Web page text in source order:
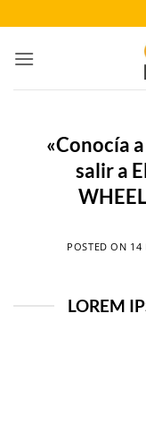
al
contenido
«Conocía
salir a
POSTED ON 14
LOREM